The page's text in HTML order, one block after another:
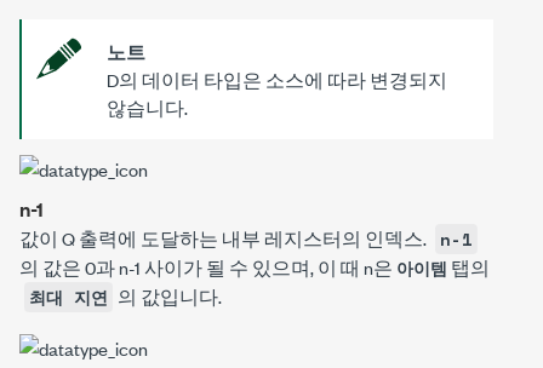
노트
D의 데이터 타입은 소스에 따라 변경되지
않습니다.
n-1
값이 Q출력에 도달하는 내부 레지스터의 인덱스. n-1
의 값은 0과n-1 사이가 될 수 있으며, 이 때 n은 아이템 탭의
최대 지연 의 값입니다.